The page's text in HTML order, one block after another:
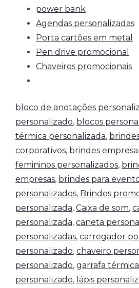
power bank
Agendas personalizadas
Porta cartões em metal
Pen drive promocional
Chaveiros promocionais
bloco de anotações
personalizado, blocos
térmica personalizada,
corporativos, brindes
femininos personalizados,
empresas, brindes para
personalizados, Brindes
personalizada, Caixa de som,
personalizada, caneta
personalizadas, carregador
personalizado, chaveiro
personalizado, garrafa térmica
personalizado, lápis